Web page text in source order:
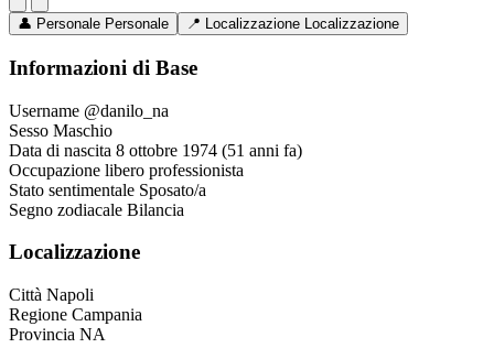
👤 Personale Personale 📍 Localizzazione Localizzazione
Informazioni di Base
Username @danilo_na
Sesso Maschio
Data di nascita 8 ottobre 1974 (51 anni fa)
Occupazione libero professionista
Stato sentimentale Sposato/a
Segno zodiacale Bilancia
Localizzazione
Città Napoli
Regione Campania
Provincia NA